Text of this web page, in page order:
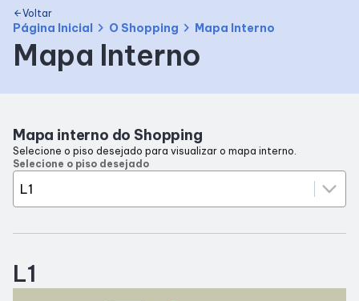
Shopping
Mapa Interno
Facilidades
Como Chegar
Horários
Cinema
arrow_backVoltar
Página Inicial chevron_right O Shopping chevron_right Mapa Interno
Mapa Interno
Mapa interno do Shopping
Selecione o piso desejado para visualizar o mapa interno.
Selecione o piso desejado
L1